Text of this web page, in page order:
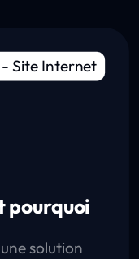
Site Internet
pourquoi
solution